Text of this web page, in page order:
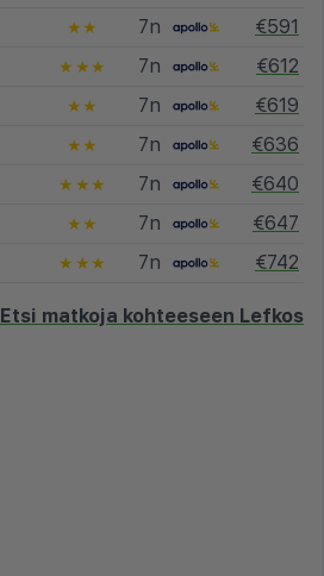
★★ 7n
€591
★★★ 7n
€612
★★ 7n
€619
★★ 7n
€636
★★★ 7n
€640
★★ 7n
€647
★★★ 7n €742
Etsi matkoja kohteeseen Lefkos